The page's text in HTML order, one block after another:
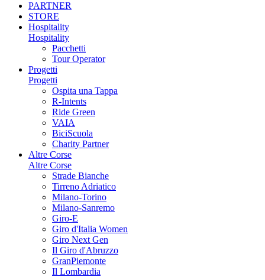
PARTNER
STORE
Hospitality
Hospitality
Pacchetti
Tour Operator
Progetti
Progetti
Ospita una Tappa
R-Intents
Ride Green
VAIA
BiciScuola
Charity Partner
Altre Corse
Altre Corse
Strade Bianche
Tirreno Adriatico
Milano-Torino
Milano-Sanremo
Giro-E
Giro d'Italia Women
Giro Next Gen
Il Giro d'Abruzzo
GranPiemonte
Il Lombardia